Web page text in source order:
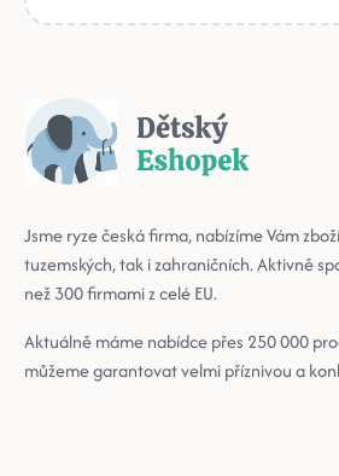
Jsme ryze česká firma, nabízíme Vám
tuzemských, tak i zahraničních. Aktivně
než 300 firmami z celé EU.
Aktuálně máme nabídce přes 250 000
můžeme garantovat velmi příznivou a